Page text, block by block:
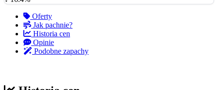
Oferty
Jak pachnie?
Historia cen
Opinie
Podobne zapachy